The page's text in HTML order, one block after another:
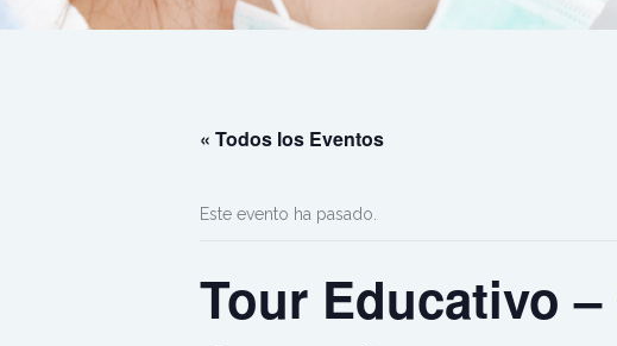
« Todos los Eventos
Este evento ha pasado.
Tour Educativo